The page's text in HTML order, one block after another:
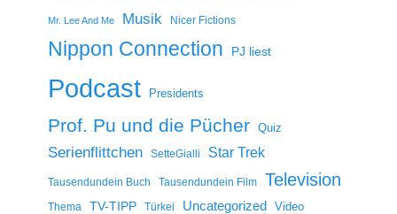
Mr. Lee And Me Musik Nicer Fictions
Nippon Connection PJ liest
Podcast Presidents
Prof. Pu und die Pücher Quiz
Serienflittchen SetteGialli Star Trek
Tausendundein Buch Tausendundein Film Television
Thema TV-TIPP Türkei Uncategorized Video